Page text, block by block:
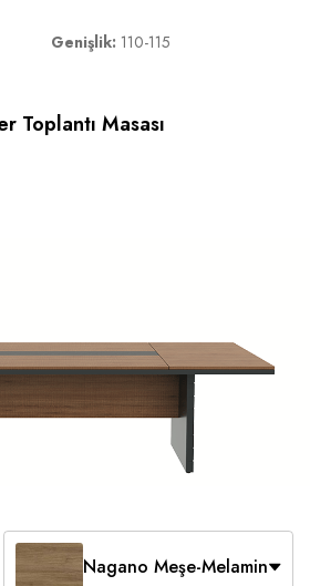
Genişlik: 110-115
Toplantı Masası
Nagano Meşe-Melamin